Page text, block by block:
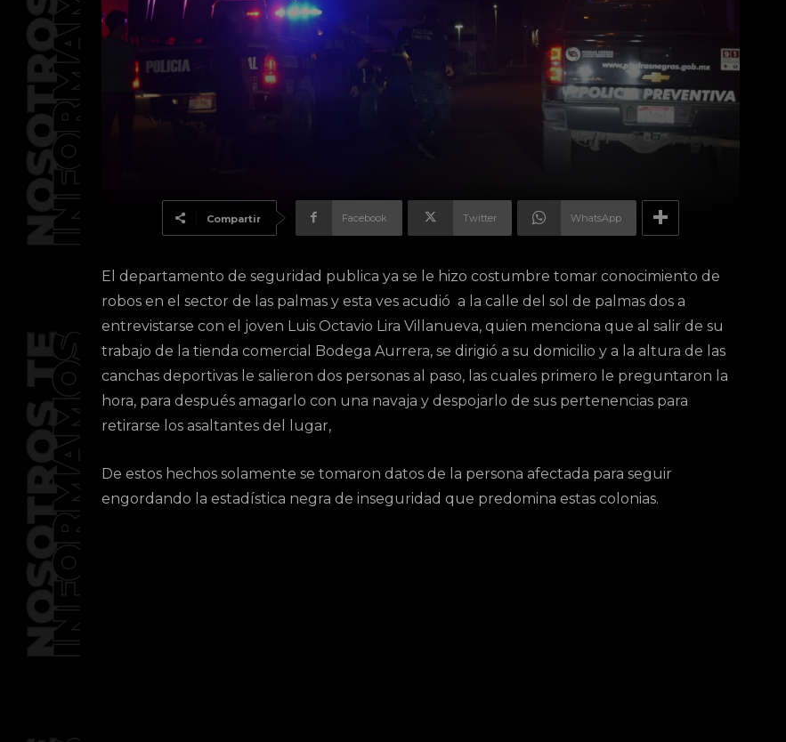
Compartir Facebook Twitter WhatsApp
El departamento de seguridad publica ya se le hizo costumbre tomar conocimiento de
robos en el sector de las palmas y esta ves acudió a la calle del sol de palmas dos a
entrevistarse con el joven Luis Octavio Lira Villanueva, quien menciona que al salir de su
trabajo de la tienda comercial Bodega Aurrera, se dirigió a su domicilio y a la altura de las
canchas deportivas le salieron dos personas al paso, las cuales primero le preguntaron la
hora, para después amagarlo con una navaja y despojarlo de sus pertenencias para
retirarse los asaltantes del lugar,
De estos hechos solamente se tomaron datos de la persona afectada para seguir
engordando la estadística negra de inseguridad que predomina estas colonias.